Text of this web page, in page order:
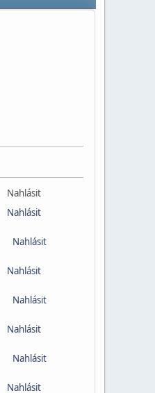
Nahlásit
Nahlásit
Nahlásit
Nahlásit
Nahlásit
Nahlásit
Nahlásit
Nahlásit